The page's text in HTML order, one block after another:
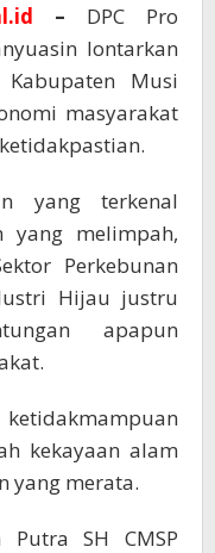
– DPC Pro
lontarkan
Musi
masyarakat
yang terkenal
yang melimpah,
Perkebunan
Hijau justru
apapun
kekayaan alam
yang merata.
Putra SH CMSP